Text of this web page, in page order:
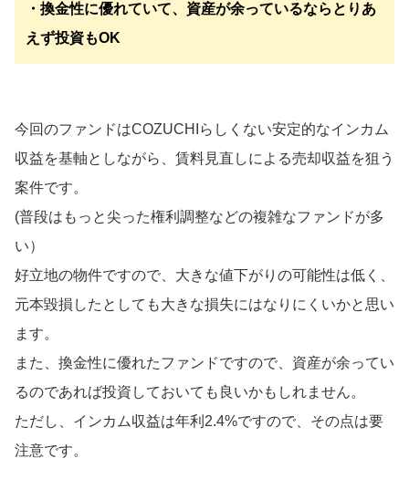
・換金性に優れていて、資産が余っているならとりあ
えず投資もOK
今回のファンドはCOZUCHIらしくない安定的なインカム
収益を基軸としながら、賃料見直しによる売却収益を狙う
案件です。
(普段はもっと尖った権利調整などの複雑なファンドが多
い）
好立地の物件ですので、大きな値下がりの可能性は低く、
元本毀損したとしても大きな損失にはなりにくいかと思い
ます。
また、換金性に優れたファンドですので、資産が余ってい
るのであれば投資しておいても良いかもしれません。
ただし、インカム収益は年利2.4%ですので、その点は要
注意です。